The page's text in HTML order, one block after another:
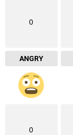
0
ANGRY
0